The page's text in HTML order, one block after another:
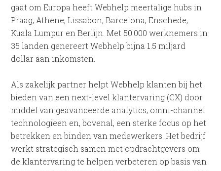
gaat om Europa heeft Webhelp meertalige hubs in
Praag, Athene, Lissabon, Barcelona, Enschede,
Kuala Lumpur en Berlijn. Met 50.000 werknemers in
35 landen genereert Webhelp bijna 1.5 miljard
dollar aan inkomsten.
Als zakelijk partner helpt Webhelp klanten bij het
bieden van een next-level klantervaring (CX) door
middel van geavanceerde analytics, omni-channel
technologieën en, bovenal, een sterke focus op het
betrekken en binden van medewerkers. Het bedrijf
werkt strategisch samen met opdrachtgevers om
de klantervaring te helpen verbeteren op basis van